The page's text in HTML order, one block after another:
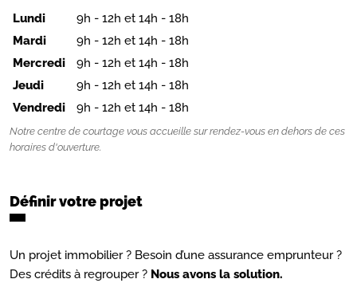
Lundi
9h - 12h et 14h - 18h
Mardi
9h - 12h et 14h - 18h
Mercredi
9h - 12h et 14h - 18h
Jeudi
9h - 12h et 14h - 18h
Vendredi
9h - 12h et 14h - 18h
Notre centre de courtage vous accueille sur rendez-vous en dehors de ces
horaires d'ouverture.
Définir votre projet
Un projet immobilier ? Besoin d’une assurance emprunteur ?
Des crédits à regrouper ? Nous avons la solution.